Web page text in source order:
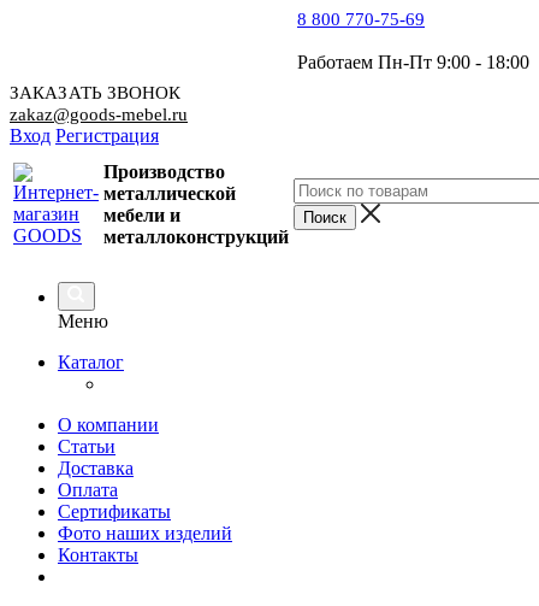
8 800 770-75-69
Работаем Пн-Пт 9:00 - 18:00
ЗАКАЗАТЬ ЗВОНОК
zakaz@goods-mebel.ru
Вход Регистрация
Производство
металлической
мебели и
металлоконструкций
Меню
Каталог
О компании
Статьи
Доставка
Оплата
Сертификаты
Фото наших изделий
Контакты